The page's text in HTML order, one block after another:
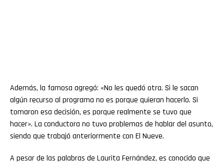
Además, la famosa agregó: «No les quedó otra. Si le sacan
algún recurso al programa no es porque quieran hacerlo. Si
tomaron esa decisión, es porque realmente se tuvo que
hacer». La conductora no tuvo problemas de hablar del asunto,
siendo que trabajó anteriormente con El Nueve.
A pesar de las palabras de Laurita Fernández, es conocido que